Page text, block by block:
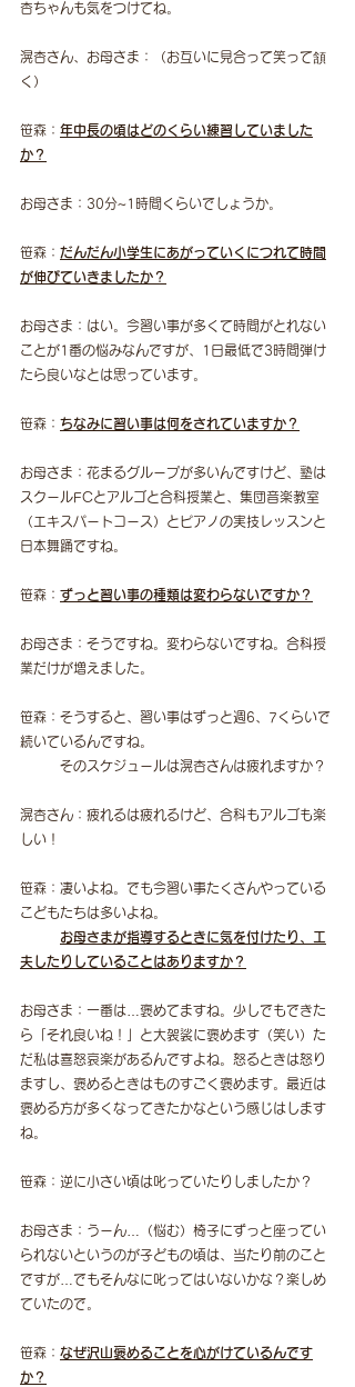
杏ちゃんも気をつけてね。
滉杏さん、お母さま：（お互いに見合って笑って頷
く）
笹森： 年中長の頃はどのくらい練習していました
か？
お母さま：30分~1時間くらいでしょうか。
笹森： だんだん小学生にあがっていくにつれて時間
が伸びていきましたか？
お母さま：はい。今習い事が多くて時間がとれない
ことが1番の悩みなんですが、1日最低で3時間弾け
たら良いなとは思っています。
笹森： ちなみに習い事は何をされていますか？
お母さま：花まるグループが多いんですけど、塾は
スクールFCとアルゴと合科授業と、集団音楽教室
（エキスパートコース）とピアノの実技レッスンと
日本舞踊ですね。
笹森： ずっと習い事の種類は変わらないですか？
お母さま：そうですね。変わらないですね。合科授
業だけが増えました。
笹森：そうすると、習い事はずっと週6、7くらいで
続いているんですね。
そのスケジュールは滉杏さんは疲れますか？
滉杏さん：疲れるは疲れるけど、合科もアルゴも楽
しい！
笹森：凄いよね。でも今習い事たくさんやっている
こどもたちは多いよね。
お母さまが指導するときに気を付けたり、工
夫したりしていることはありますか？
お母さま：一番は…褒めてますね。少しでもできた
ら「それ良いね！」と大袈裟に褒めます（笑い）た
だ私は喜怒哀楽があるんですよね。怒るときは怒り
ますし、褒めるときはものすごく褒めます。最近は
褒める方が多くなってきたかなという感じはします
ね。
笹森：逆に小さい頃は叱っていたりしましたか？
お母さま：うーん…（悩む）椅子にずっと座ってい
られないというのが子どもの頃は、当たり前のこと
ですが…でもそんなに叱ってはいないかな？楽しめ
ていたので。
笹森： なぜ沢山褒めることを心がけているんです
か？